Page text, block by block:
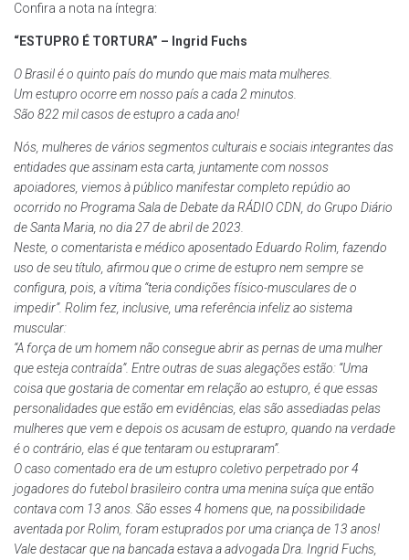
Confira a nota na íntegra:
“ESTUPRO É TORTURA” – Ingrid Fuchs
O Brasil é o quinto país do mundo que mais mata mulheres.
Um estupro ocorre em nosso país a cada 2 minutos.
São 822 mil casos de estupro a cada ano!
Nós, mulheres de vários segmentos culturais e sociais integrantes das
entidades que assinam esta carta, juntamente com nossos
apoiadores, viemos à público manifestar completo repúdio ao
ocorrido no Programa Sala de Debate da RÁDIO CDN, do Grupo Diário
de Santa Maria, no dia 27 de abril de 2023.
Neste, o comentarista e médico aposentado Eduardo Rolim, fazendo
uso de seu título, afirmou que o crime de estupro nem sempre se
configura, pois, a vítima “teria condições físico-musculares de o
impedir”. Rolim fez, inclusive, uma referência infeliz ao sistema
muscular:
“A força de um homem não consegue abrir as pernas de uma mulher
que esteja contraída”. Entre outras de suas alegações estão: “Uma
coisa que gostaria de comentar em relação ao estupro, é que essas
personalidades que estão em evidências, elas são assediadas pelas
mulheres que vem e depois os acusam de estupro, quando na verdade
é o contrário, elas é que tentaram ou estupraram”.
O caso comentado era de um estupro coletivo perpetrado por 4
jogadores do futebol brasileiro contra uma menina suíça que então
contava com 13 anos. São esses 4 homens que, na possibilidade
aventada por Rolim, foram estuprados por uma criança de 13 anos!
Vale destacar que na bancada estava a advogada Dra. Ingrid Fuchs,